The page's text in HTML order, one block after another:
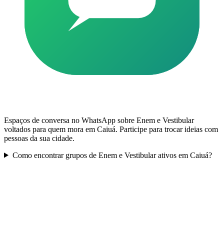
Espaços de conversa no WhatsApp sobre Enem e Vestibular
voltados para quem mora em Caiuá. Participe para trocar ideias com
pessoas da sua cidade.
Como encontrar grupos de Enem e Vestibular ativos em Caiuá?